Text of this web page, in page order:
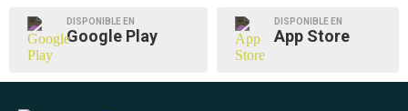
DISPONIBLE EN
Google Play
DISPONIBLE EN
App Store